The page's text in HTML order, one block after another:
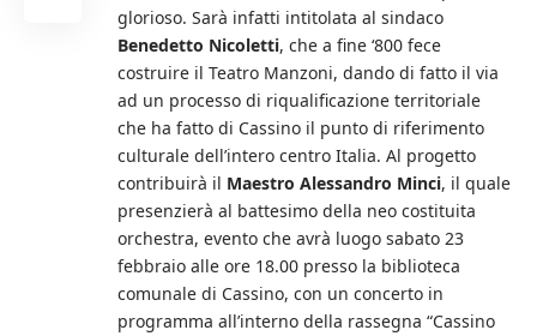
glorioso. Sarà infatti intitolata al sindaco
Benedetto Nicoletti, che a fine ‘800 fece
costruire il Teatro Manzoni, dando di fatto il via
ad un processo di riqualificazione territoriale
che ha fatto di Cassino il punto di riferimento
culturale dell’intero centro Italia. Al progetto
contribuirà il Maestro Alessandro Minci, il quale
presenzierà al battesimo della neo costituita
orchestra, evento che avrà luogo sabato 23
febbraio alle ore 18.00 presso la biblioteca
comunale di Cassino, con un concerto in
programma all’interno della rassegna “Cassino